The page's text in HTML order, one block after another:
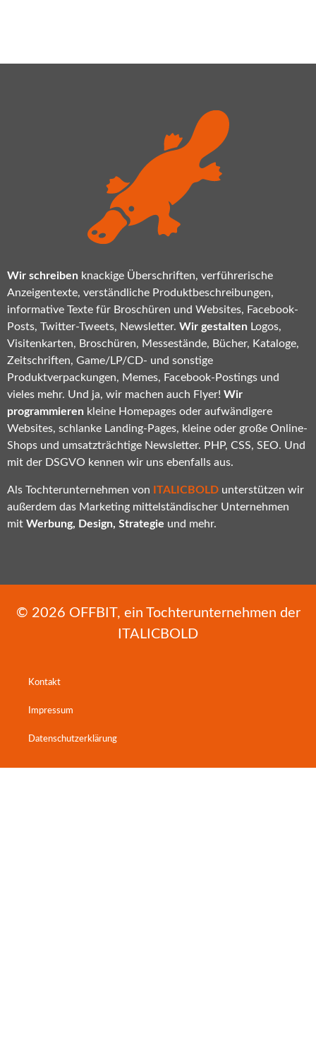
Wir schreiben knackige Überschriften, verführerische
Anzeigentexte, verständliche Produktbeschreibungen,
informative Texte für Broschüren und Websites, Facebook-
Posts, Twitter-Tweets, Newsletter. Wir gestalten Logos,
Visitenkarten, Broschüren, Messestände, Bücher, Kataloge,
Zeitschriften, Game/LP/CD- und sonstige
Produktverpackungen, Memes, Facebook-Postings und
vieles mehr. Und ja, wir machen auch Flyer! Wir
programmieren kleine Homepages oder aufwändigere
Websites, schlanke Landing-Pages, kleine oder große Online-
Shops und umsatzträchtige Newsletter. PHP, CSS, SEO. Und
mit der DSGVO kennen wir uns ebenfalls aus.
Als Tochterunternehmen von ITALICBOLD unterstützen wir
außerdem das Marketing mittelständischer Unternehmen
mit Werbung, Design, Strategie und mehr.
© 2026 OFFBIT, ein Tochterunternehmen der
ITALICBOLD
Kontakt
Impressum
Datenschutzerklärung